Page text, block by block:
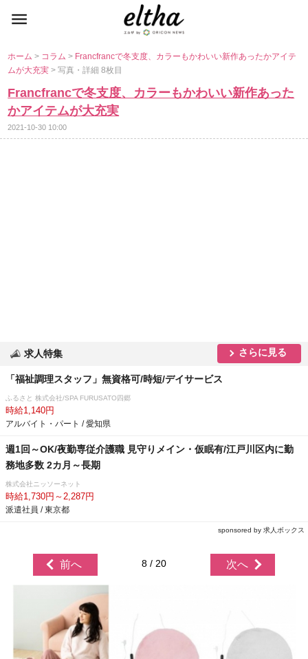
ホーム> コラム> Francfrancで冬支度、カラーもかわいい新作あったかアイテ
ムが大充実> 写真・詳細 8枚目
Francfrancで冬支度、カラーもかわいい新作あった
かアイテムが大充実
2021-10-30 10:00
求人特集 さらに見る
「福祉調理スタッフ」無資格可/時短/デイサービス
ふるさと 株式会社/SPA FURUSATO四郷
時給1,140円
アルバイト・パート / 愛知県
週1回～OK/夜勤専従介護職 見守りメイン・仮眠有/江戸川区内に勤
務地多数 2カ月～長期
株式会社ニッソーネット
時給1,730円～2,287円
派遣社員 / 東京都
sponsored by 求人ボックス
前へ 8 / 20 次へ